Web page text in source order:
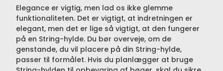
Elegance er vigtig, men lad os ikke glemme
funktionaliteten. Det er vigtigt, at indretningen er
elegant, men det er lige så vigtigt, at den fungerer
på en String-hylde. Du bør overveje, om de
genstande, du vil placere på din String-hylde,
passer til formålet. Hvis du planlægger at bruge